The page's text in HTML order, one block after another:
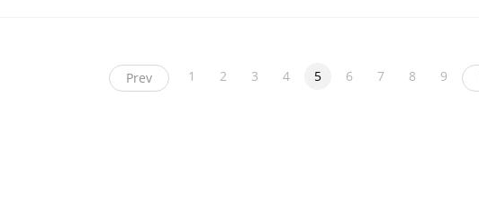
Prev 1 2 3 4 5 6 7 8 9